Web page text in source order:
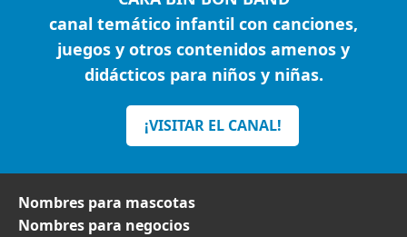
canal temático infantil con canciones,
juegos y otros contenidos amenos y
didácticos para niños y niñas.
¡VISITAR EL CANAL!
Nombres para mascotas
Nombres para negocios